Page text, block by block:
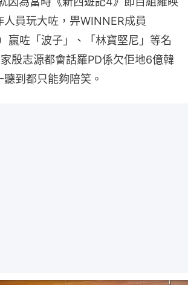
人員玩大咗，畀WINNER成員
贏咗「波子」、「林寶堅尼」等名
殷志源都會話羅PD係欠佢地6億韓
到都只能夠陪笑。